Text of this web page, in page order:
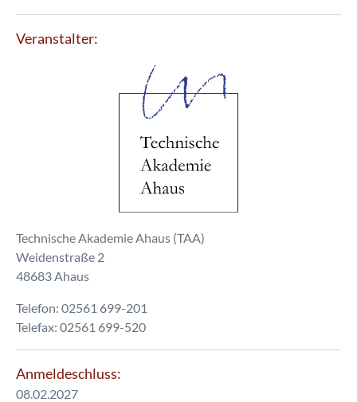
Veranstalter:
Technische Akademie Ahaus (TAA)
Weidenstraße 2
48683 Ahaus
Telefon: 02561 699-201
Telefax: 02561 699-520
Anmeldeschluss:
08.02.2027